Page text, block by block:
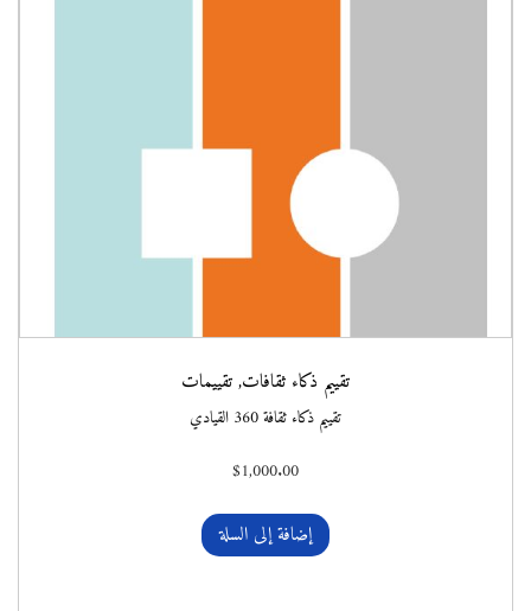
تقييم ذكاء ثقافات,تقييمات
تقييم ذكاء ثقافة 360 القيادي
$1,000.00
إضافة إلى السلة